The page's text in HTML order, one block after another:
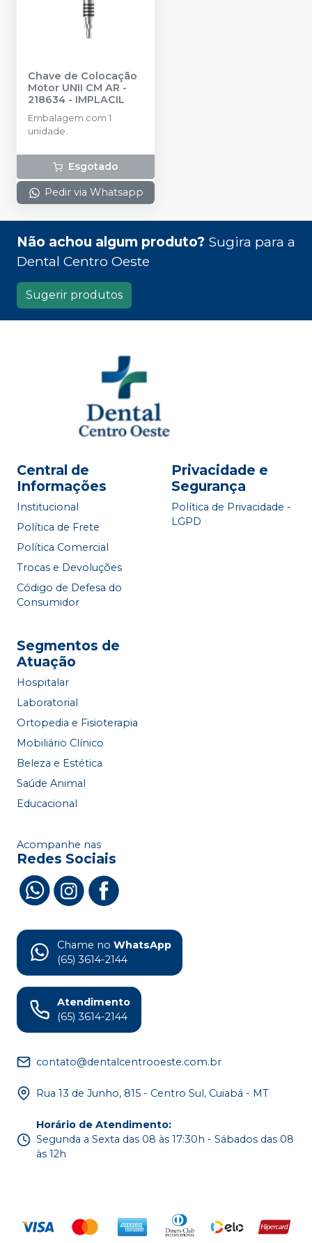
Chave de Colocação
Motor UNII CM AR -
218634 - IMPLACIL
Embalagem com 1
unidade.
Esgotado
Pedir via Whatsapp
Não achou algum produto? Sugira para a
Dental Centro Oeste
Sugerir produtos
Central de
Informações
Institucional
Política de Frete
Política Comercial
Trocas e Devoluções
Código de Defesa do
Consumidor
Privacidade e
Segurança
Política de Privacidade -
LGPD
Segmentos de
Atuação
Hospitalar
Laboratorial
Ortopedia e Fisioterapia
Mobiliário Clínico
Beleza e Estética
Saúde Animal
Educacional
Acompanhe nas
Redes Sociais
Chame no WhatsApp
(65) 3614-2144
Atendimento
(65) 3614-2144
contato@dentalcentrooeste.com.br
Rua 13 de Junho, 815 - Centro Sul, Cuiabá - MT
Horário de Atendimento:
Segunda a Sexta das 08 às 17:30h - Sábados das 08
às 12h